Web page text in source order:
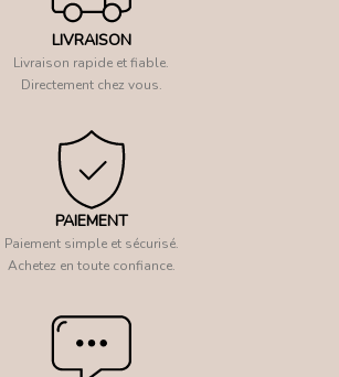
LIVRAISON
Livraison rapide et fiable.
Directement chez vous.
PAIEMENT
Paiement simple et sécurisé.
Achetez en toute confiance.